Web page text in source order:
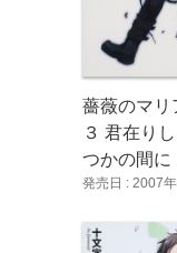
薔薇のマリ
３ 君在り
つかの間に
発売日 : 2007